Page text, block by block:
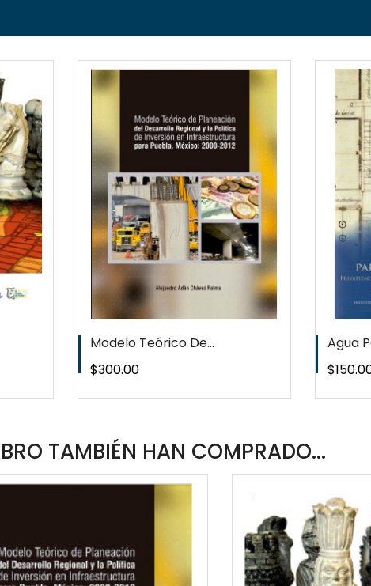
Modelo Teórico De...
Precio
$300.00
QUICKVIEW
WISHLIST
Agua
Precio
TAMBIÉN HAN COMPRADO...